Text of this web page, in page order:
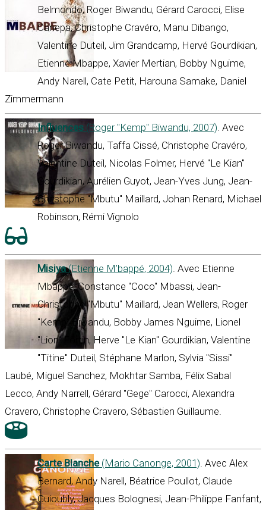
Belmondo, Roger Biwandu, Gérard Carocci, Elise
Canepa, Christophe Cravéro, Manu Dibango,
Valentine Duteil, Jim Grandcamp, Hervé Gourdikian,
Etienne Mbappe, Xavier Mertian, Bobby Nguime,
Andy Narell, Cate Petit, Harouna Samake, Daniel
Zimmermann
Influences (Roger "Kemp" Biwandu, 2007). Avec
Roger Biwandu, Taffa Cissé, Christophe Cravéro,
Valentine Duteil, Nicolas Folmer, Hervé "Le Kian"
Gourdikian, Aurélien Guyot, Jean-Yves Jung, Jean-
Christophe "Mbutu" Maillard, Johan Renard, Michael
Robinson, Rémi Vignolo
Misiya(Etienne M’bappé, 2004). Avec Etienne
Mbappé, Constance "Coco" Mbassi, Jean-
Christophe "Mbutu" Maillard, Jean Wellers, Roger
"Kemp" Biwandu, Bobby James Nguime, Lionel
"Lion" Fortin, Herve "Le Kian" Gourdikian, Valentine
"Titine" Duteil, Stéphane Marlon, Sylvia "Sissi"
Laubé, Miguel Sanchez, Mokhtar Samba, Félix Sabal
Lecco, Andy Narrell, Gérard "Gege" Carocci, Alexandra
Cravero, Christophe Cravero, Sébastien Guillaume.
Carte Blanche(Mario Canonge, 2001). Avec Alex
Bernard, Andy Narell, Béatrice Poullot, Claude
Guioubly, Jacques Bolognesi, Jean-Philippe Fanfant,